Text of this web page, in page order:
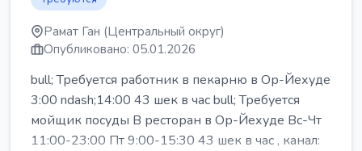
Рамат Ган (Центральный округ)
Опубликовано: 05.01.2026
bull; Требуется работник в пекарню в Ор-Йехуде
3:00 ndash;14:00 43 шек в час bull; Требуется
мойщик посуды В ресторан в Ор-Йехуде Вс-Чт
11:00-23:00 Пт 9:00-15:30 43 шек в час , канал: